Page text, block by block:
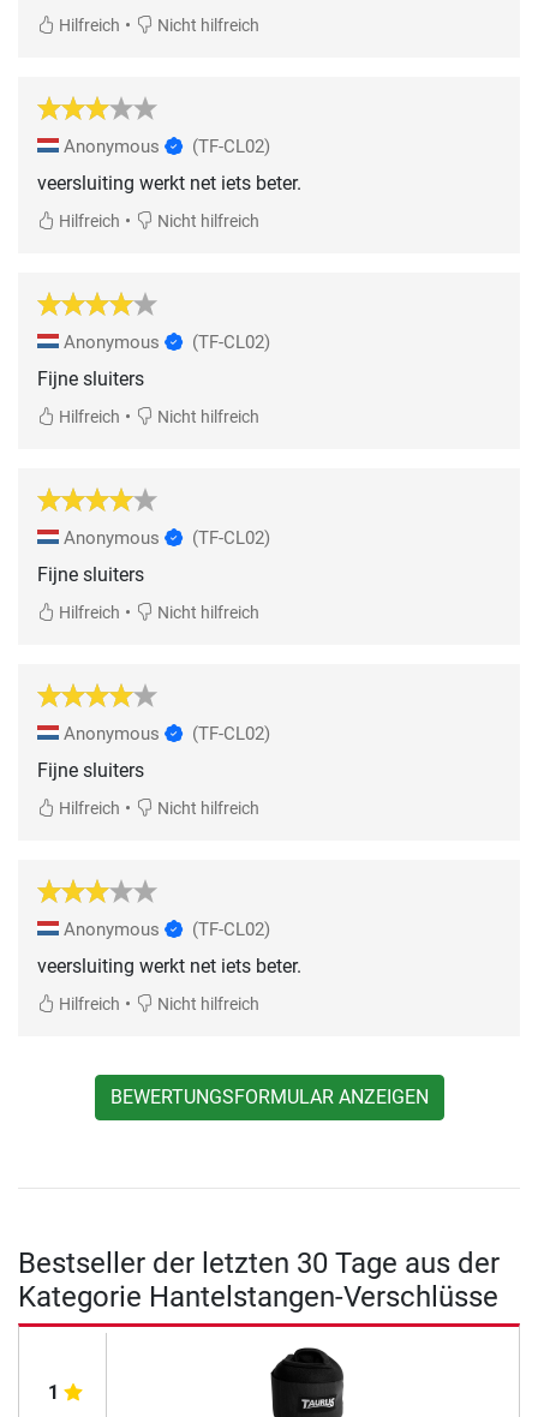
Hilfreich • Nicht hilfreich
Anonymous (TF-CL02)
veersluiting werkt net iets beter.
Hilfreich • Nicht hilfreich
Anonymous (TF-CL02)
Fijne sluiters
Hilfreich • Nicht hilfreich
Anonymous (TF-CL02)
Fijne sluiters
Hilfreich • Nicht hilfreich
Anonymous (TF-CL02)
Fijne sluiters
Hilfreich • Nicht hilfreich
Anonymous (TF-CL02)
veersluiting werkt net iets beter.
Hilfreich • Nicht hilfreich
BEWERTUNGSFORMULAR ANZEIGEN
Bestseller der letzten 30 Tage aus der
Kategorie Hantelstangen-Verschlüsse
1